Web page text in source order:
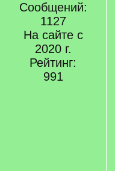
Сообщений:
1127
На сайте с
2020 г.
Рейтинг:
991